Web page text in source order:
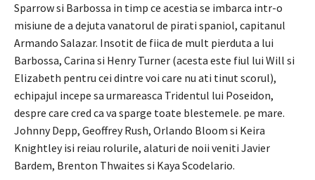
Sparrow si Barbossa in timp ce acestia se imbarca intr-o
misiune de a dejuta vanatorul de pirati spaniol, capitanul
Armando Salazar. Insotit de fiica de mult pierduta a lui
Barbossa, Carina si Henry Turner (acesta este fiul lui Will si
Elizabeth pentru cei dintre voi care nu ati tinut scorul),
echipajul incepe sa urmareasca Tridentul lui Poseidon,
despre care cred ca va sparge toate blestemele. pe mare.
Johnny Depp, Geoffrey Rush, Orlando Bloom si Keira
Knightley isi reiau rolurile, alaturi de noii veniti Javier
Bardem, Brenton Thwaites si Kaya Scodelario.